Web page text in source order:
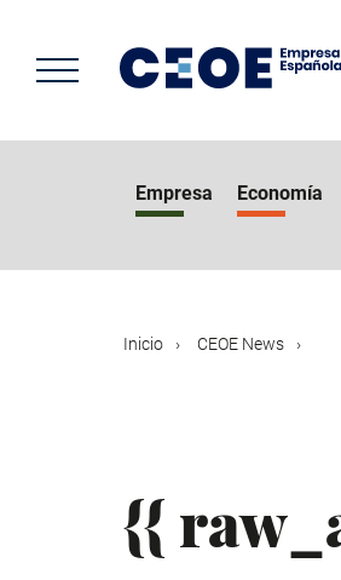
contenido
principal
Empresa Economía
Inicio CEOE News
{{